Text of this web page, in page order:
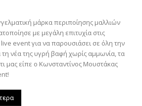
μάρκα περιποίησης μαλλιών
με μεγάλη επιτυχία στις
event για να παρουσιάσει σε όλη την
τη νέα της υγρή βαφή χωρίς αμμωνία, τα
μας είπε ο Κωνσταντίνος Μουστάκας